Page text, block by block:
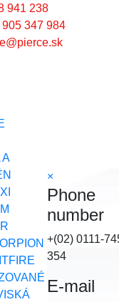
941 238
347 984
A
×
Phone
number
+(02) 0111-
354
E-mail